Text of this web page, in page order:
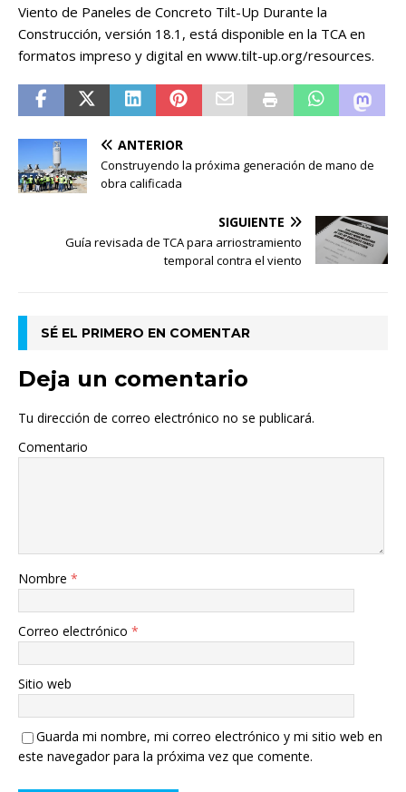
Viento de Paneles de Concreto Tilt-Up Durante la
Construcción, versión 18.1, está disponible en la TCA en
formatos impreso y digital en www.tilt-up.org/resources.
ANTERIOR
Construyendo la próxima generación de mano de
obra calificada
SIGUIENTE
Guía revisada de TCA para arriostramiento
temporal contra el viento
SÉ EL PRIMERO EN COMENTAR
Deja un comentario
Tu dirección de correo electrónico no se publicará.
Comentario
Nombre *
Correo electrónico *
Sitio web
Guarda mi nombre, mi correo electrónico y mi sitio web en
este navegador para la próxima vez que comente.